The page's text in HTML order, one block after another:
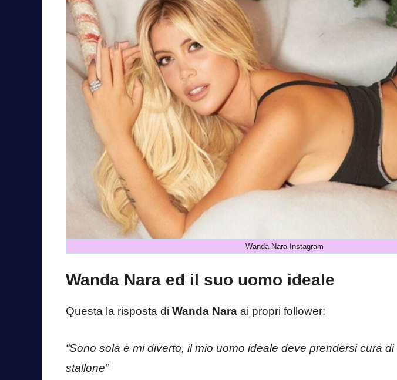
Wanda Nara Instagram
Wanda Nara ed il suo uomo ideale
Questa la risposta di Wanda Nara ai propri follower:
“Sono sola e mi diverto, il mio uomo ideale deve prendersi cura
stallone”